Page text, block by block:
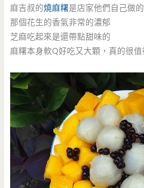
麻吉叔的燒麻糬是店家他們自己做的
那個花生的香氣非常的濃郁
芝麻吃起來是還帶點甜味的
麻糬本身軟Q好吃又大顆，真的很